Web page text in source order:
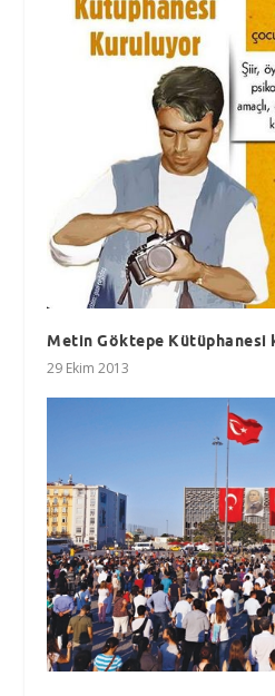
Metin Göktepe Kütüphanesi
29 Ekim 2013